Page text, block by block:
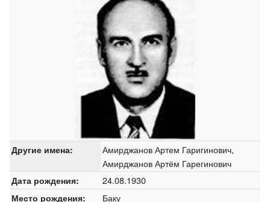
Другие имена:
Амирджанов Артем Гаригинович,
Амирджанов Артём Гарегинович
Дата рождения: 24.08.1930
Место рождения: Баку